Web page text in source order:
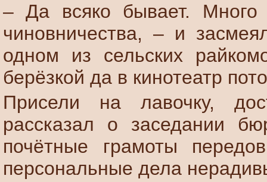
– Да всяко бывает. Много
чиновничества, – и
одном из сельских
берёзкой да в кинотеатр
Присели на лавочку,
рассказал о заседании
почётные грамоты
персональные дела